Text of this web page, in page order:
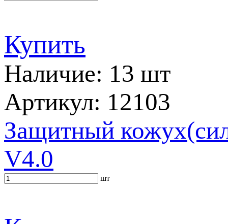
Купить
Наличие: 13 шт
Артикул: 12103
Защитный
V4.0
шт